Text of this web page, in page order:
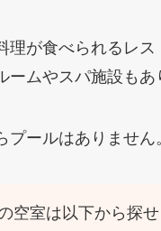
理が食べられるレス
ームやスパ施設もあ
プールはありません
空室は以下から探